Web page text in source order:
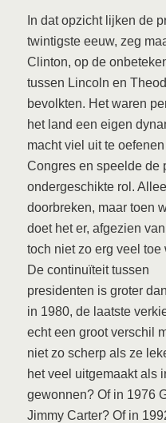
In dat opzicht lijken de
twintigste eeuw, zeg
Clinton, op de
tussen Lincoln en
bevolkten. Het waren
het land een eigen
macht viel uit te
Congres en speelde de
ondergeschikte rol.
doorbreken, maar toen
doet het er, afgezien
toch niet zo erg veel
De continuïteit tussen
presidenten is groter
in 1980, de laatste
echt een groot verschil
niet zo scherp als ze
het veel uitgemaakt als
gewonnen? Of in 1976
Jimmy Carter? Of in